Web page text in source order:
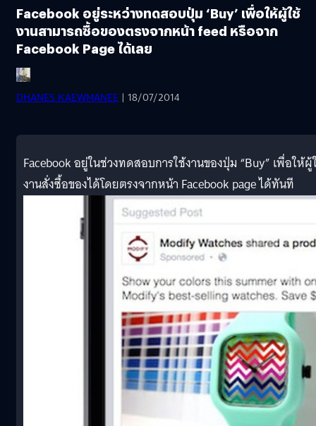
Facebook อยู่ระหว่างทดสอบปุ่ม ‘Buy’ เพื่อให้ผู้ใช้
งานสามารถซื้อของตรงจากหน้า feed หรือจาก
Facebook Page ได้เลย
DHANES KAEWMANEE | 18/07/2014
Facebook อยู่ในช่วงทดสอบการใช้งานของปุ่ม “Buy” เพื่อให้ผู้
งานสั่งซื้อของได้โดยตรงจากหน้า Facebook page ได้ทันที